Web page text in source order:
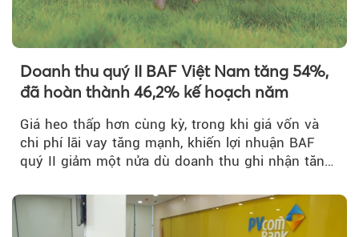
Doanh thu quý II BAF Việt Nam tăng 54%,
đã hoàn thành 46,2% kế hoạch năm
Giá heo thấp hơn cùng kỳ, trong khi giá vốn và
chi phí lãi vay tăng mạnh, khiến lợi nhuận BAF
quý II giảm một nửa dù doanh thu ghi nhận tăng